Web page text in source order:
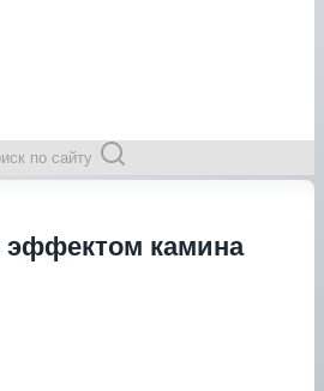
по сайту
эффектом камина